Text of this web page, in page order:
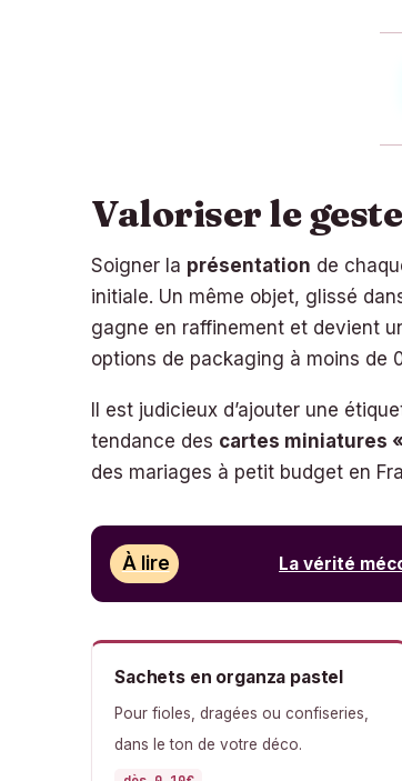
Valoriser le
Soigner la présentation de
initiale. Un même objet, glissé
gagne en raffinement et devient
options de packaging à moins de
Il est judicieux d’ajouter une
tendance des cartes miniatures
des mariages à petit budget en
À lire La vérité
Sachets en organza pastel
Pour fioles, dragées ou confiseries,
dans le ton de votre déco.